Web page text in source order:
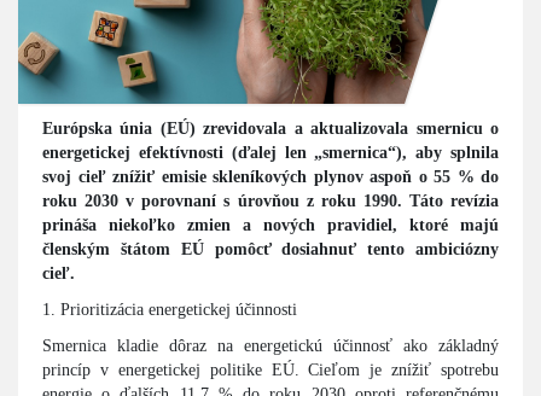
Európska únia (EÚ) zrevidovala a aktualizovala smernicu o
energetickej efektívnosti (ďalej len „smernica“), aby splnila
svoj cieľ znížiť emisie skleníkových plynov aspoň o 55 % do
roku 2030 v porovnaní s úrovňou z roku 1990. Táto revízia
prináša niekoľko zmien a nových pravidiel, ktoré majú
členským štátom EÚ pomôcť dosiahnuť tento ambiciózny
cieľ.
1. Prioritizácia energetickej účinnosti
Smernica kladie dôraz na energetickú účinnosť ako základný
princíp v energetickej politike EÚ. Cieľom je znížiť spotrebu